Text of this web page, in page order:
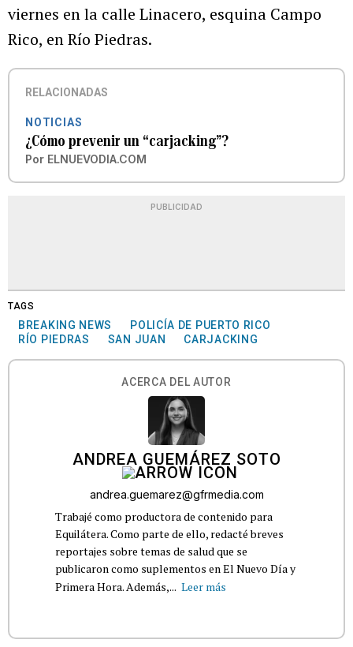
viernes en la calle Linacero, esquina Campo
Rico, en Río Piedras.
RELACIONADAS
NOTICIAS
¿Cómo prevenir un “carjacking”?
Por ELNUEVODIA.COM
PUBLICIDAD
TAGS
BREAKING NEWS
POLICÍA DE PUERTO RICO
RÍO PIEDRAS
SAN JUAN CARJACKING
ACERCA DEL AUTOR
ANDREA GUEMÁREZ SOTO
andrea.guemarez@gfrmedia.com
Trabajé como productora de contenido para
Equilátera. Como parte de ello, redacté breves
reportajes sobre temas de salud que se
publicaron como suplementos en El Nuevo Día y
Primera Hora. Además,... Leer más